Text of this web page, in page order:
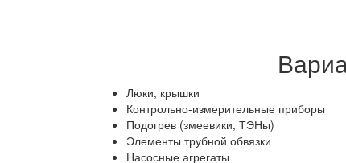
Люки, крышки
Контрольно-измерительные приборы
Подогрев (змеевики, ТЭНы)
Элементы трубной обвязки
Насосные агрегаты